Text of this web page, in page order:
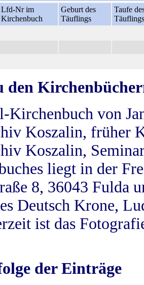
Lfd-Nr im
Kirchenbuch
Geburt des
Täuflings
Taufe
Täuflings
den
Kirchenbuch von
Koszalin, früher
Koszalin,
liegt in der
8, 36043 Fulda
Deutsch Krone,
ist das
der Einträge